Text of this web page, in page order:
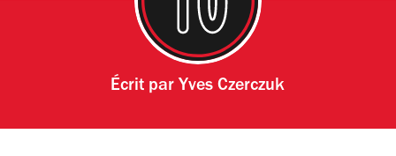
Écrit par Yves Czerczuk